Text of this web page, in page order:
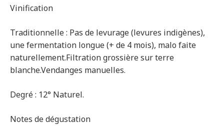
Vinification
Traditionnelle : Pas de levurage (levures indigènes),
une fermentation longue (+ de 4 mois), malo faite
naturellement.Filtration grossière sur terre
blanche.Vendanges manuelles.
Degré : 12° Naturel.
Notes de dégustation